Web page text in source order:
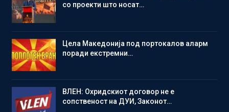
со проекти што носат…
Цела Македонија под портокалов аларм
поради екстремни…
ВЛЕН: Охридскиот договор не е
сопственост на ДУИ, Законот…